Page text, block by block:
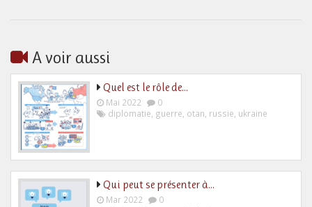
A voir aussi
Quel est le rôle de…
Mai 2022
0
diplomatie, guerre, otan, russie, ukraine
Qui peut se présenter à…
Mar 2022
0